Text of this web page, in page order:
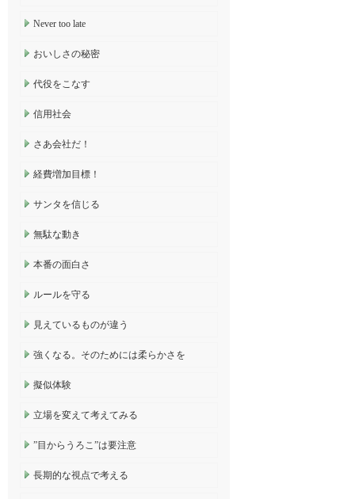
Never too late
おいしさの秘密
代役をこなす
信用社会
さあ会社だ！
経費増加目標！
サンタを信じる
無駄な動き
本番の面白さ
ルールを守る
見えているものが違う
強くなる。そのためには柔らかさを
擬似体験
立場を変えて考えてみる
”目からうろこ”は要注意
長期的な視点で考える